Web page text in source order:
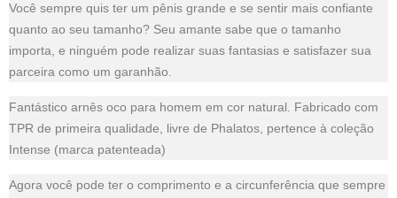
Você sempre quis ter um pênis grande e se sentir mais confiante
quanto ao seu tamanho? Seu amante sabe que o tamanho
importa, e ninguém pode realizar suas fantasias e satisfazer sua
parceira como um garanhão.
Fantástico arnês oco para homem em cor natural. Fabricado com
TPR de primeira qualidade, livre de Phalatos, pertence à coleção
Intense (marca patenteada)
Agora você pode ter o comprimento e a circunferência que sempre